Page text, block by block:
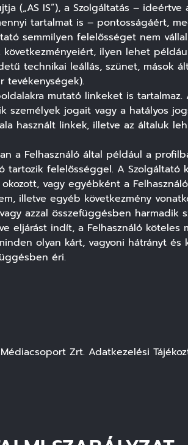
(„AS IS”), a Szolgáltatás –
tartalmat is – pontosságáért,
semmilyen felelősséget nem
ilyen lehet
technikai leállás, szünet, mások
tevékenységek).
mutató linkeket is
jogait vagy a hatályos
használt linkek, illetve az általuk
a Felhasználó által például a
felelősséggel. A Szolgáltató
vagy egyébként a
illetve egyéb következmény
azzal összefüggésben
eljárást indít, a Felhasználó
olyan kárt, vagyoni hátrányt és
éri.
Zrt. Adatkezelési